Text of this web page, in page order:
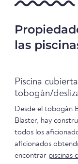
las
Piscina
tobogán/
Desde el tobogán
Blaster, hay
todos los
aficionados
encontrar piscinas